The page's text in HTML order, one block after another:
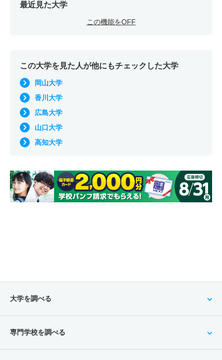
最近見た大学
この機能をOFF
この大学を見た人が他にもチェックした大学
岡山大学
香川大学
広島大学
山口大学
高知大学
大学を調べる
専門学校を調べる